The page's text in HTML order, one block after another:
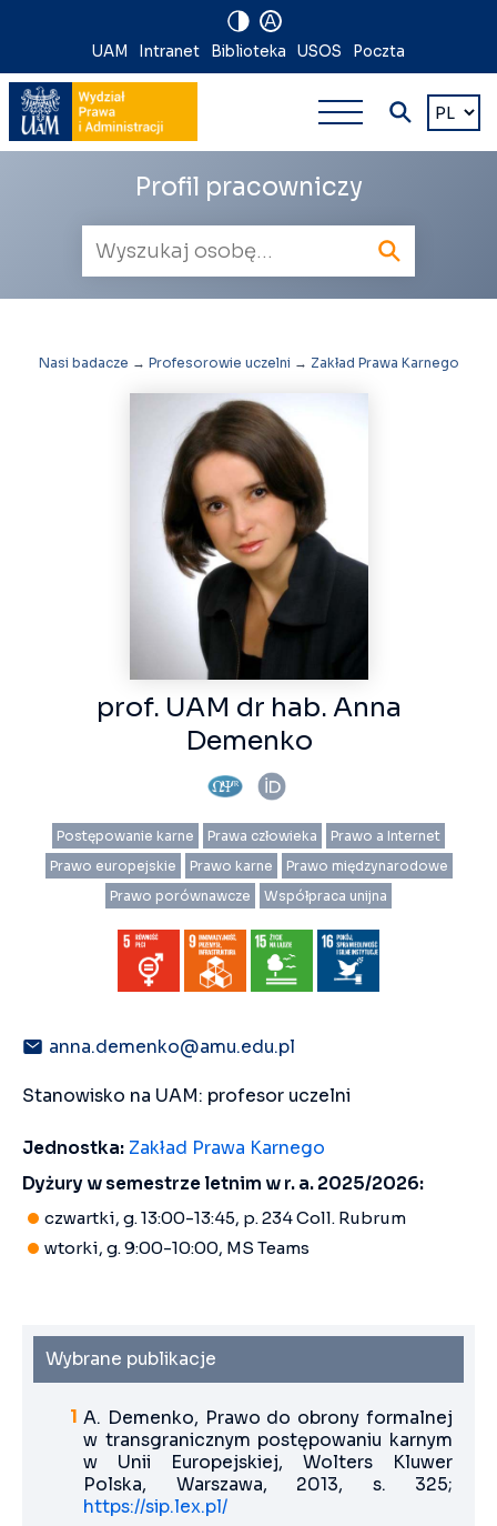
A
Nawigacja
na
skróty
UAM Intranet Biblioteka USOS Poczta
główna
Wybierz
język
Profil pracowniczy
pracowników
Nasi badacze → Profesorowie uczelni → Zakład Prawa Karnego
prof. UAM dr hab. Anna
Demenko
Postępowanie karne Prawa człowieka
Prawo a Internet
Prawo europejskie
Prawo karne
Prawo międzynarodowe
Prawo porównawcze
Współpraca unijna
anna.demenko@amu.edu.pl
Stanowisko na UAM: profesor uczelni
Jednostka: Zakład Prawa Karnego
Dyżury w semestrze letnim w r. a. 2025/2026:
czwartki, g. 13:00-13:45, p. 234 Coll. Rubrum
wtorki, g. 9:00-10:00, MS Teams
Wybrane publikacje
A. Demenko, Prawo do obrony formalnej
w transgranicznym postępowaniu karnym
w Unii Europejskiej, Wolters Kluwer
Polska, Warszawa, 2013, s. 325;
https://sip.lex.pl/